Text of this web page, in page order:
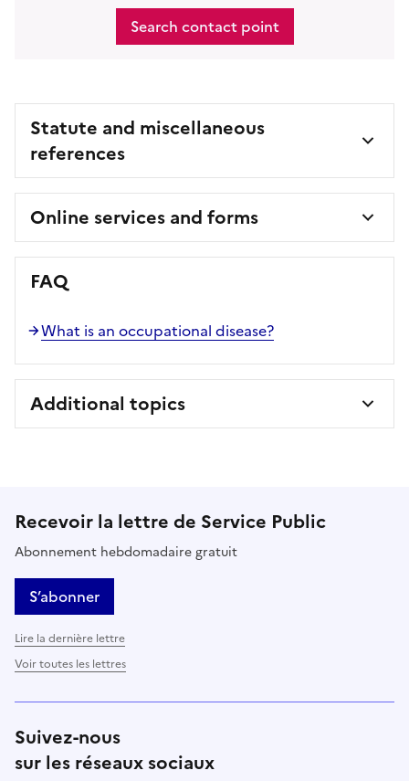
Search contact point
Statute and miscellaneous
references
Online services and forms
FAQ
What is an occupational disease?
Additional topics
Recevoir la lettre de Service Public
Abonnement hebdomadaire gratuit
S’abonner
Lire la dernière lettre
Voir toutes les lettres
Suivez-nous
sur les réseaux sociaux